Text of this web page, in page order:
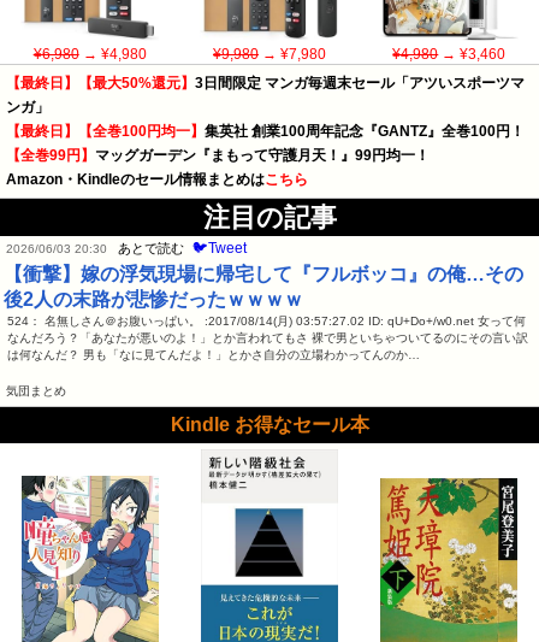
¥6,980→ ¥4,980 ¥9,980→ ¥7,980 ¥4,980→ ¥3,460
【最終日】【最大50%還元】 3日間限定 マンガ毎週末セール「アツいスポーツマ
ンガ」
【最終日】【全巻100円均一】 集英社 創業100周年記念『GANTZ』全巻100円！
【全巻99円】 マッグガーデン『まもって守護月天！』99円均一！
Amazon・Kindleのセール情報まとめはこちら
注目の記事
2026/06/03 20:30 あとで読む 🐦Tweet
【衝撃】嫁の浮気現場に帰宅して『フルボッコ』の俺…その
後2人の末路が悲惨だったｗｗｗｗ
524： 名無しさん＠お腹いっぱい。 :2017/08/14(月) 03:57:27.02 ID: qU+Do+/w0.net 女って何
なんだろう？「あなたが悪いのよ！」とか言われてもさ 裸で男といちゃついてるのにその言い訳
は何なんだ？ 男も「なに見てんだよ！」とかさ自分の立場わかってんのか…
気団まとめ
Kindle お得なセール本